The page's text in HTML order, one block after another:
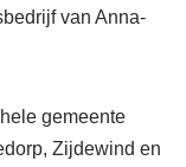
van Anna-
gemeente
Zijdewind en